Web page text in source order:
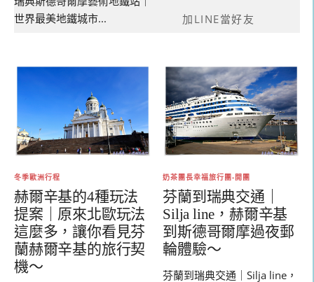
世界最美地鐵城市...
冬季歐洲行程
赫爾辛基的4種玩法
提案｜原來北歐玩法
這麼多，讓你看見芬
蘭赫爾辛基的旅行契
機～
奶茶團長幸福旅行團-開團
芬蘭到瑞典交通｜
Silja line，赫爾辛基
到斯德哥爾摩過夜郵
輪體驗～
芬蘭到瑞典交通｜Silja line，
加LINE當好友